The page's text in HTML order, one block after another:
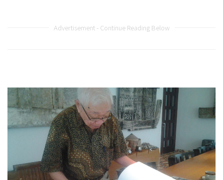
Advertisement - Continue Reading Below